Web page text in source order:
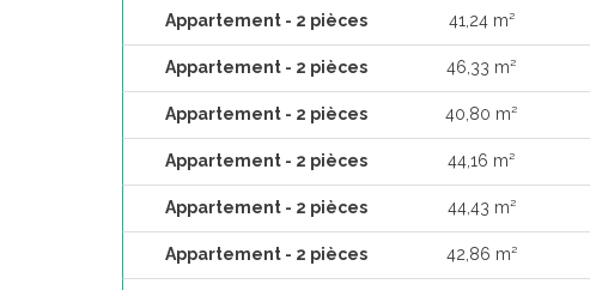
Appartement - 2 pièces 41,24 m²
Appartement - 2 pièces 46,33 m²
Appartement - 2 pièces 40,80 m²
Appartement - 2 pièces 44,16 m²
Appartement - 2 pièces 44,43 m²
Appartement - 2 pièces 42,86 m²